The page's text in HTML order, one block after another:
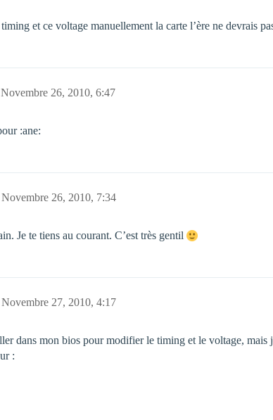
et ce voltage manuellement la carte l’ère ne devrais
Novembre 26, 2010, 6:47
:ane:
Novembre 26, 2010, 7:34
Je te tiens au courant. C’est très gentil
Novembre 27, 2010, 4:17
dans mon bios pour modifier le timing et le voltage, mais
: